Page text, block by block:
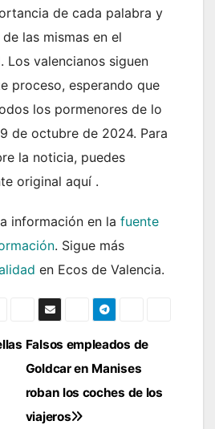
de cada palabra y
las mismas en el
Los valencianos siguen
proceso, esperando que
los pormenores de lo
de octubre de 2024. Para
la noticia, puedes
original aquí .
información en la fuente
. Sigue más
en Ecos de Valencia.
Falsos empleados de
Goldcar en Manises
roban los coches de los
viajeros